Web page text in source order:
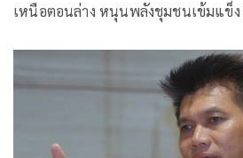
เหนือตอนล่าง หนุนพลังชุมชนเข้มแข็ง
กลาง” ลั่นเดินหน้าลดผู้ป่วยติดเตียง เน้
สุขภาพแข็งแรง ไม่เป็นภาระลูกหลาน